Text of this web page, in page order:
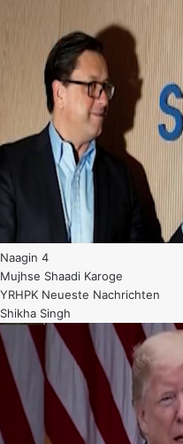
Naagin 4
Mujhse Shaadi Karoge
YRHPK Neueste Nachrichten
Shikha Singh